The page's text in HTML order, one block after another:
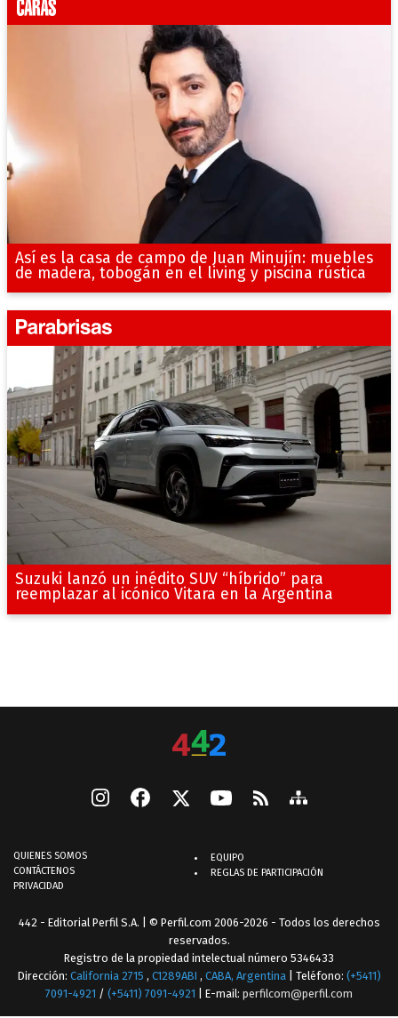
Así es la casa de campo de Juan Minujín: muebles
de madera, tobogán en el living y piscina rústica
Suzuki lanzó un inédito SUV “híbrido” para
reemplazar al icónico Vitara en la Argentina
QUIENES SOMOS
CONTÁCTENOS
PRIVACIDAD
EQUIPO
REGLAS DE PARTICIPACIÓN
442 - Editorial Perfil S.A. | © Perfil.com 2006-2026 - Todos los derechos
reservados.
Registro de la propiedad intelectual número 5346433
Dirección: California 2715 , C1289ABI , CABA, Argentina | Teléfono: (+5411)
7091-4921 / (+5411) 7091-4921 | E-mail: perfilcom@perfil.com